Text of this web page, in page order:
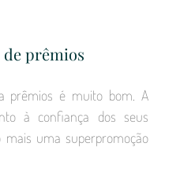
prêmios
prêmios é muito bom. A
à confiança dos seus
mais uma superpromoção